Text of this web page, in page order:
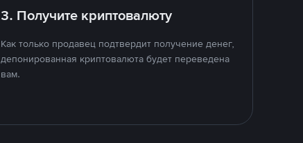
3. Получите криптовалюту
Как только продавец подтвердит получение денег,
депонированная криптовалюта будет переведена
вам.